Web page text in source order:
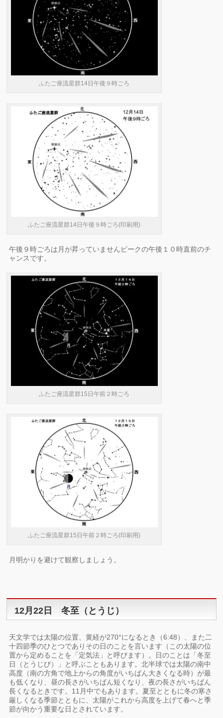
ふたご座流星群14日午後９時ごろ
ふたご座流星群14日午後９時ごろ(印刷用)
午後９時ごろは月が昇っていませんピークの午後１０時直前のチ
ャンスです。
ふたご座流星群15日午前２時ごろ
ふたご座流星群15日午前２時ごろ(印刷用)
月明かりを避けて観察しましょう。
12月22日 冬至（とうじ）
天文学では太陽の位置、黄経が270°になるとき（6:48）、また二
十四節季のひとつでありその日のことを言います（この太陽の位
置から定めることを「定気法」と呼びます）。日のことは「冬至
日（とうじび）」と呼ぶこともあります。北半球では太陽の南中
高度（南の方角で地上からの角度がいちばん大きくなる時）が最
も低くなり、昼の長さがいちばん短くなり、夜の長さがいちばん
長くなるときです。11月中でもあります。夏至とともに冬の寒さ
厳しくなる季節とともに、太陽がこれから高度を上げて春へと季
節が向かう重要な日とされています。